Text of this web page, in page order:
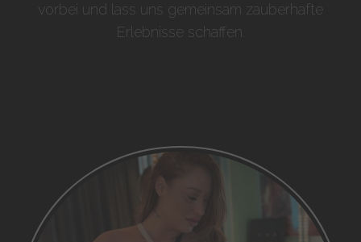
vorbei und lass uns gemeinsam zauberhafte
Erlebnisse schaffen.